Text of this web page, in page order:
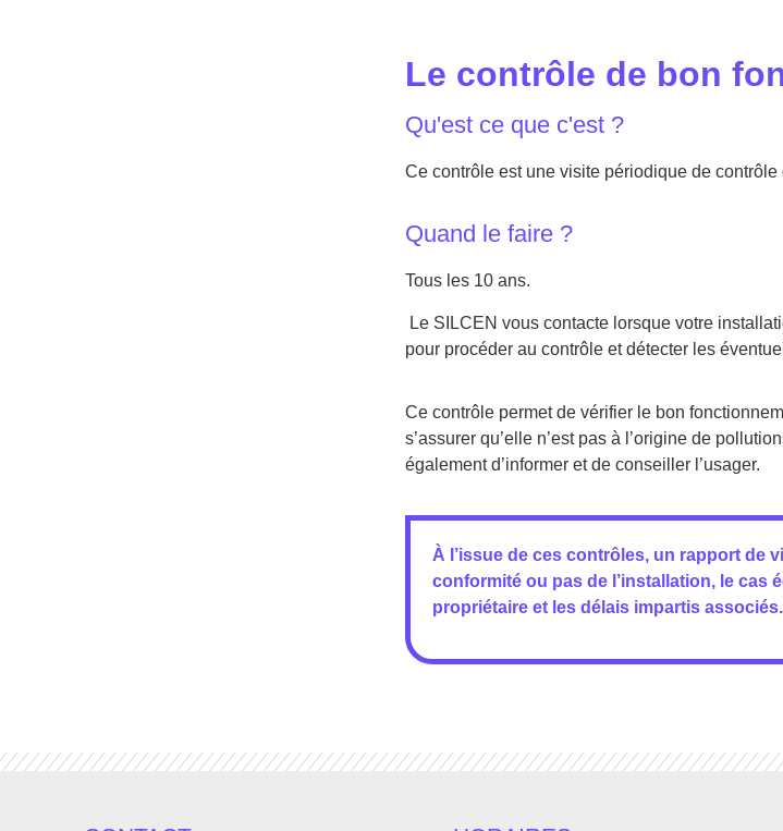
Le contrôle de bon
Qu'est ce que c'est ?
Ce contrôle est une visite périodique de contrôle
Quand le faire ?
Tous les 10 ans.
Le SILCEN vous contacte lorsque votre
pour procéder au contrôle et détecter les
Ce contrôle permet de vérifier le bon
s’assurer qu’elle n’est pas à l’origine de
également d’informer et de conseiller l’usager.
À l’issue de ces contrôles, un rapport de
conformité ou pas de l’installation, le cas
propriétaire et les délais impartis associés.